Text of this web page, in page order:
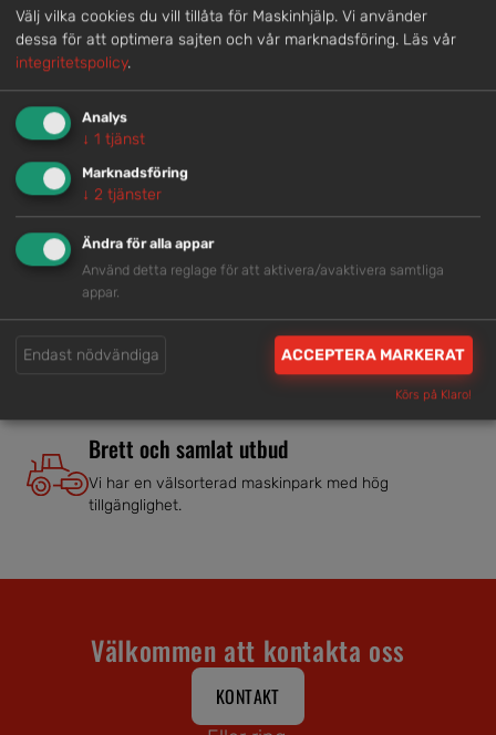
Lokal kompetens
Genom att samla våra medarbetare lokalt erbjuder vi
helhetslösningar.
Snabb service
Trygg rådgivning
Våra hjälpsamma medarbetare är experter inom
branschen.
Brett och samlat utbud
Vi har en välsorterad maskinpark med hög
tillgänglighet.
Välkommen att kontakta oss
KONTAKT
Välj vilka cookies du vill tillåta för Maskinhjälp. Vi använder
dessa för att optimera sajten och vår marknadsföring. Läs vår
integritetspolicy.
Analys
↓ 1 tjänst
Marknadsföring
↓ 2 tjänster
Ändra för alla appar
Använd detta reglage för att aktivera/avaktivera samtliga
appar.
Endast nödvändiga ACCEPTERA MARKERAT
Körs på Klaro!